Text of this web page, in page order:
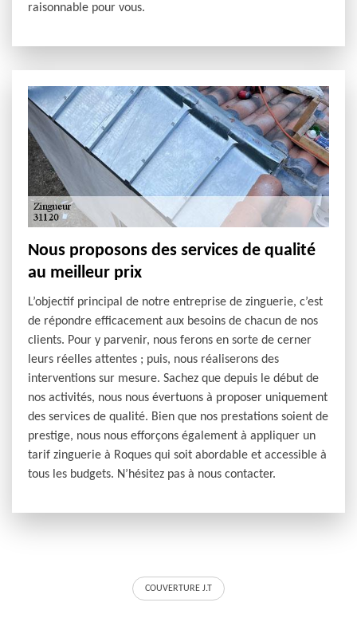
raisonnable pour vous.
Nous proposons des services de qualité
au meilleur prix
L’objectif principal de notre entreprise de zinguerie, c’est
de répondre efficacement aux besoins de chacun de nos
clients. Pour y parvenir, nous ferons en sorte de cerner
leurs réelles attentes ; puis, nous réaliserons des
interventions sur mesure. Sachez que depuis le début de
nos activités, nous nous évertuons à proposer uniquement
des services de qualité. Bien que nos prestations soient de
prestige, nous nous efforçons également à appliquer un
tarif zinguerie à Roques qui soit abordable et accessible à
tous les budgets. N’hésitez pas à nous contacter.
COUVERTURE J.T